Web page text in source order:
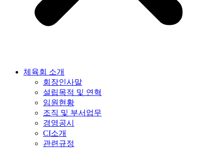
체육회 소개
회장인사말
설립목적 및 연혁
임원현황
조직 및 부서업무
경영공시
CI소개
관련규정